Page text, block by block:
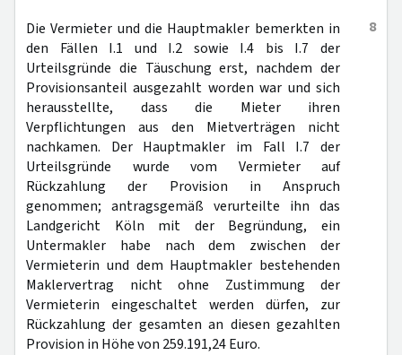
8
Die Vermieter und die Hauptmakler bemerkten in
den Fällen I.1 und I.2 sowie I.4 bis I.7 der
Urteilsgründe die Täuschung erst, nachdem der
Provisionsanteil ausgezahlt worden war und sich
herausstellte, dass die Mieter ihren
Verpflichtungen aus den Mietverträgen nicht
nachkamen. Der Hauptmakler im Fall I.7 der
Urteilsgründe wurde vom Vermieter auf
Rückzahlung der Provision in Anspruch
genommen; antragsgemäß verurteilte ihn das
Landgericht Köln mit der Begründung, ein
Untermakler habe nach dem zwischen der
Vermieterin und dem Hauptmakler bestehenden
Maklervertrag nicht ohne Zustimmung der
Vermieterin eingeschaltet werden dürfen, zur
Rückzahlung der gesamten an diesen gezahlten
Provision in Höhe von 259.191,24 Euro.